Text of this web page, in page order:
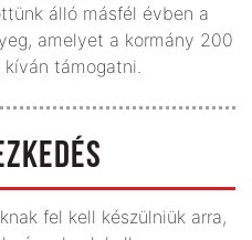
álló másfél évben a
amelyet a kormány 200
támogatni.
fel kell készülniük arra,